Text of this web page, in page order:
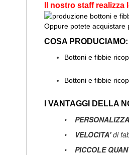
Il nostro staff
Oppure potete acquistare
COSA PRODUCIAMO:
Bottoni e fibbie
Bottoni e fibbie
I VANTAGGI DELLA
•
• VELOCITA'di
• PICCOLE